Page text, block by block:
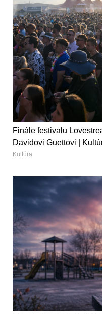
Finále festivalu
Davidovi Guettovi |
Kultúra